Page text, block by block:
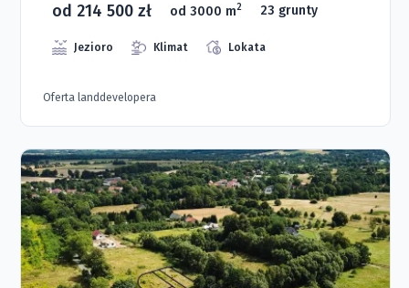
od 214 500 zł od 3000 m2 23 grunty
Jezioro Klimat Lokata
Oferta landdevelopera